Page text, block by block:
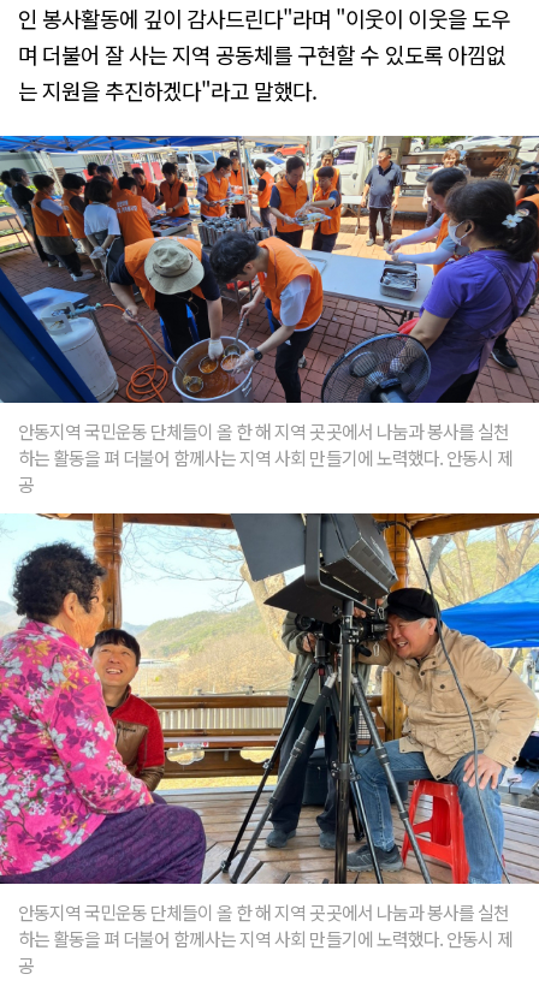
인 봉사활동에 깊이 감사드린다"라며 "이웃이 이웃을 도우
며 더불어 잘 사는 지역 공동체를 구현할 수 있도록 아낌없
는 지원을 추진하겠다"라고 말했다.
안동지역 국민운동 단체들이 올 한 해 지역 곳곳에서 나눔과 봉사를 실천
하는 활동을 펴 더불어 함께사는 지역 사회 만들기에 노력했다. 안동시 제
공
안동지역 국민운동 단체들이 올 한 해 지역 곳곳에서 나눔과 봉사를 실천
하는 활동을 펴 더불어 함께사는 지역 사회 만들기에 노력했다. 안동시 제
공